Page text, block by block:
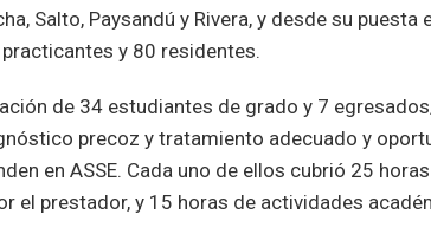
Salto, Paysandú y Rivera, y desde su
y 80 residentes.
de 34 estudiantes de grado y 7
precoz y tratamiento adecuado y
en ASSE. Cada uno de ellos cubrió 25
el prestador, y 15 horas de actividades